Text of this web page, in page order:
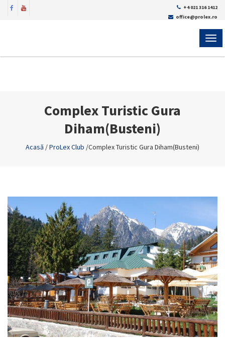
+4 021 316 1412
office@prolex.ro
Complex Turistic Gura
Diham(Busteni)
Acasă /ProLex Club /Complex Turistic Gura Diham(Busteni)